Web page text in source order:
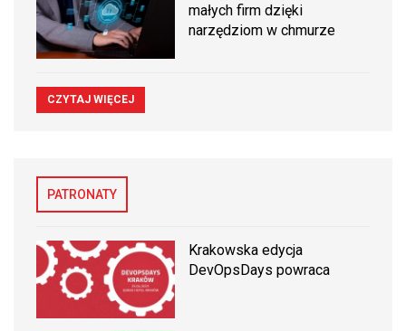
małych firm dzięki
narzędziom w chmurze
CZYTAJ WIĘCEJ
PATRONATY
Krakowska edycja
DevOpsDays powraca